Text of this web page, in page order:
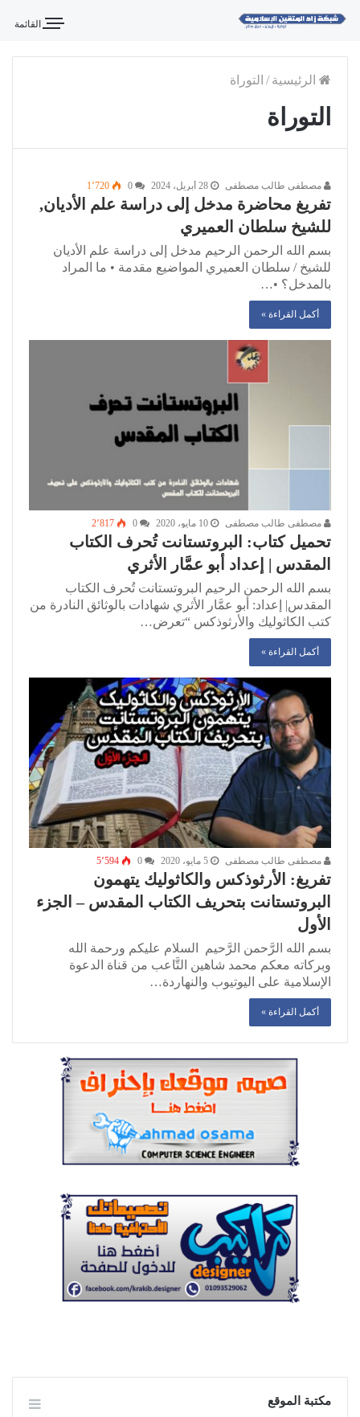
القائمة
الرئيسية / التوراة
التوراة
مصطفى طالب مصطفى 28 أبريل، 2024 1٬720
تفريغ محاضرة مدخل إلى دراسة علم الأديان,
للشيخ سلطان العميري
بسم الله الرحمن الرحيم مدخل إلى دراسة علم الأديان
للشيخ / سلطان العميري المواضيع مقدمة • ما المراد
بالمدخل؟ •…
أكمل القراءة »
مصطفى طالب مصطفى 10 مايو، 2020 2٬817
تحميل كتاب: البروتستانت تُحرف الكتاب
المقدس | إعداد أبو عمَّار الأثري
بسم الله الرحمن الرحيم البروتستانت تُحرف الكتاب
المقدس| إعداد: أبو عمَّار الأثري شهادات بالوثائق النادرة من
كتب الكاثوليك والأرثوذكس “تعرض…
أكمل القراءة »
مصطفى طالب مصطفى 5 مايو، 2020 5٬594
تفريغ: الأرثوذكس والكاثوليك يتهمون
البروتستانت بتحريف الكتاب المقدس – الجزء
الأول
بسم الله الرَّحمن الرَّحيم السلام عليكم ورحمة الله
وبركاته معكم محمد شاهين التَّاعب من قناة الدعوة
الإسلامية على اليوتيوب والنهاردة…
أكمل القراءة »
مكتبة الموقع